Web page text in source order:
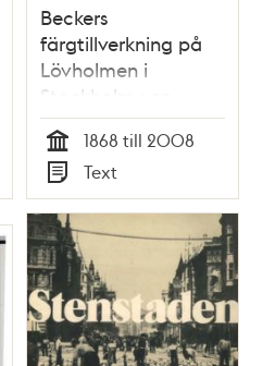
Beckers
färgtillverkning på
Lövholmen i
Stockholm : en
industrihistorisk
undersökning / Leif
Bivegård, Jonas
Vikström
Tid
1868 till 2008
Typ
Text